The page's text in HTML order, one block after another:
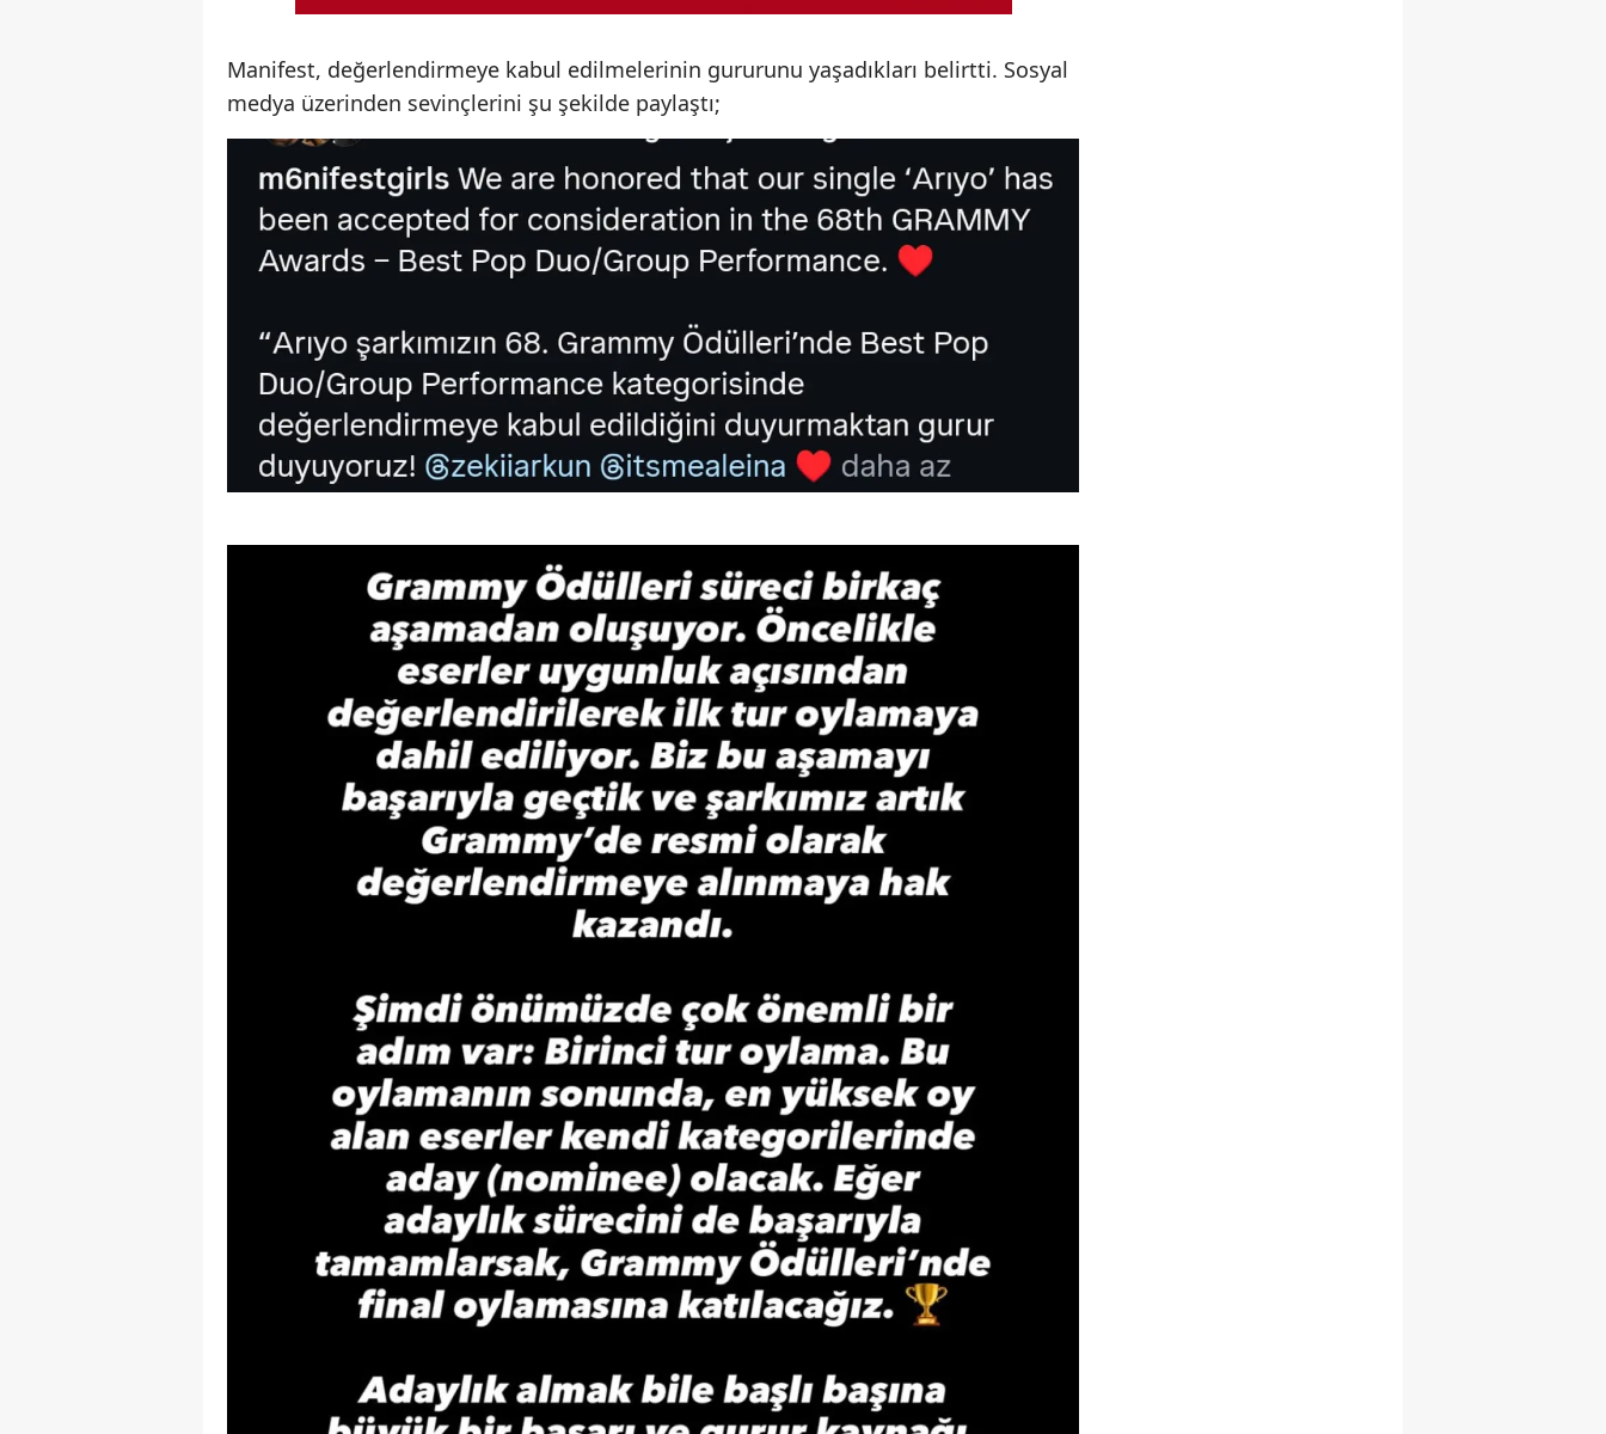
Muğla
Muş
Ordu
Sakarya
Samsun
Siirt
Sinop
Sivas
Tekirdağ
Tokat
Trabzon
Tunceli
Şanlıurfa
Yozgat
Zonguldak
Aksaray
Bayburt
Karaman
Kırıkkale
Batman
Şırnak
Bartın
Manifest, değerlendirmeye kabul edilmelerinin gururunu yaşadıkları belirtti. Sosyal
medya üzerinden sevinçlerini şu şekilde paylaştı;